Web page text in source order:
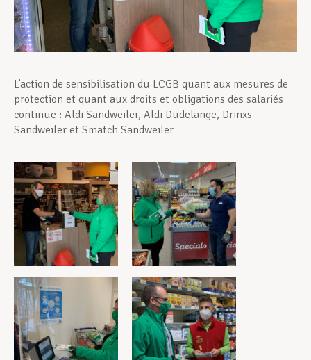
Actualités
L’action de sensibilisation du LCGB quant aux mesures de
protection et quant aux droits et obligations des salariés
continue : Aldi Sandweiler, Aldi Dudelange, Drinxs
Sandweiler et Smatch Sandweiler